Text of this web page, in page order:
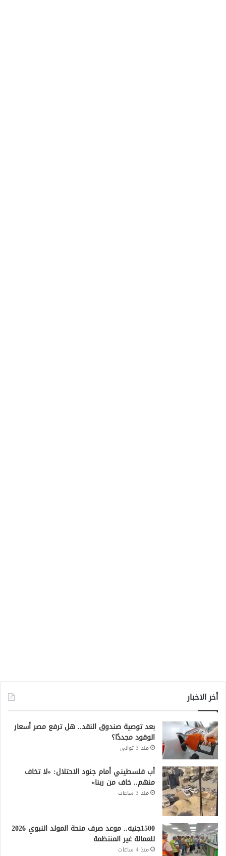
أخر الاخبار
بعد توصية صندوق النقد.. هل ترفع مصر أسعار
الوقود مجددًا؟
منذ 3 ثواني
أب فلسطيني أمام جنود الاحتلال: «لا تخاف
منهم.. خاف من ربنا»
منذ 3 ساعات
1500جنيه.. موعد صرف منحة المولد النبوي 2026
للعمالة غير المنتظمة
منذ 4 ساعات